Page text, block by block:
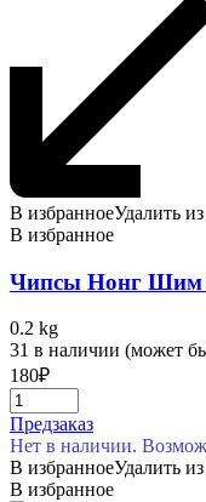
В избранноеУдалить
В избранное
Чипсы Нонг Шим
0.2 kg
31 в наличии (может
180₽
Предзаказ
Нет в наличии.
В избранноеУдалить
В избранное